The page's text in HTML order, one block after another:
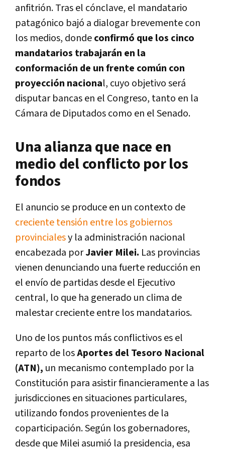
anfitrión. Tras el cónclave, el mandatario
patagónico bajó a dialogar brevemente con
los medios, dondeconfirmó que los cinco
mandatarios trabajarán en la
conformación de un frente común con
proyección nacional, cuyo objetivo será
disputar bancas en el Congreso, tanto en la
Cámara de Diputados como en el Senado.
Una alianza que nace en
medio del conflicto por los
fondos
El anuncio se produce en un contexto de
creciente tensión entre los gobiernos
provincialesy la administración nacional
encabezada porJavier Milei. Las provincias
vienen denunciando una fuerte reducción en
el envío de partidas desde el Ejecutivo
central, lo que ha generado un clima de
malestar creciente entre los mandatarios.
Uno de los puntos más conflictivos es el
reparto de losAportes del Tesoro Nacional
(ATN), un mecanismo contemplado por la
Constitución para asistir financieramente a las
jurisdicciones en situaciones particulares,
utilizando fondos provenientes de la
coparticipación. Según los gobernadores,
desde que Milei asumió la presidencia, esa